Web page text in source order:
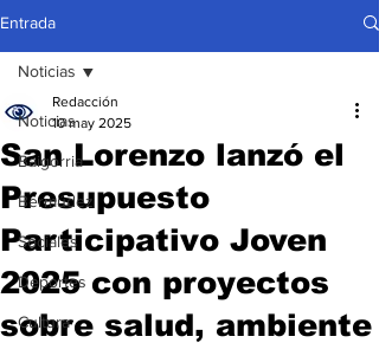
Entrada
Noticias
Baigorria
Bermúdez
Sociales
Deportes
Cultura
Noticias
San Lorenzo lanzó el
Presupuesto
Participativo Joven
2025 con proyectos
sobre salud, ambiente
Redacción
10 may 2025